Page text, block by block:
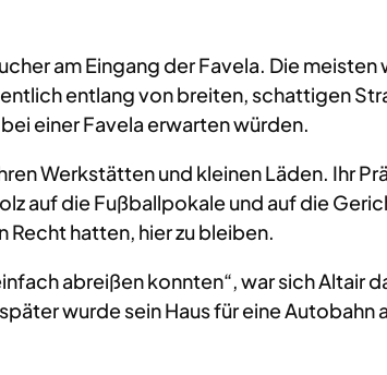
am Eingang der Favela. Die
entlang von breiten, schattigen
einer Favela erwarten würden.
Werkstätten und kleinen Läden. Ihr
auf die Fußballpokale und auf die
hatten, hier zu bleiben.
abreißen konnten“, war sich Altair
wurde sein Haus für eine